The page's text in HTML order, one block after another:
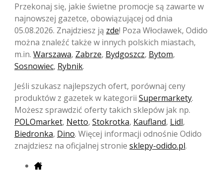
Przekonaj się, jakie świetne promocje są zawarte w
najnowszej gazetce, obowiązującej od dnia
05.08.2026. Znajdziesz ją zde! Poza Włocławek, Odido
można znaleźć także w innych polskich miastach,
m.in. Warszawa, Zabrze, Bydgoszcz, Bytom,
Sosnowiec, Rybnik.
Jeśli szukasz najlepszych ofert, porównaj ceny
produktów z gazetek w kategorii Supermarkety.
Możesz sprawdzić oferty takich sklepów jak np.
POLOmarket, Netto, Stokrotka, Kaufland, Lidl,
Biedronka, Dino. Więcej informacji odnośnie Odido
znajdziesz na oficjalnej stronie sklepy-odido.pl.